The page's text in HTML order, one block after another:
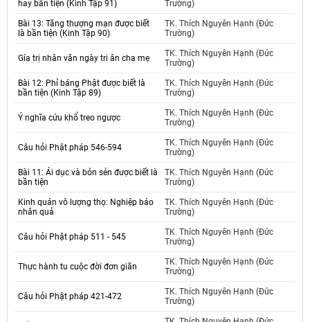
hay bần tiện (Kinh Tập 91) Trường)
Bài 13: Tăng thượng mạn được biết
là bần tiện (Kinh Tập 90)
TK. Thích Nguyên Hạnh (Đức
Trường)
Gía trị nhân văn ngày tri ân cha mẹ
TK. Thích Nguyên Hạnh (Đức
Trường)
Bài 12: Phỉ báng Phật được biết là
bần tiện (Kinh Tập 89)
TK. Thích Nguyên Hạnh (Đức
Trường)
Ý nghĩa cứu khổ treo ngược
TK. Thích Nguyên Hạnh (Đức
Trường)
Câu hỏi Phật pháp 546-594
TK. Thích Nguyên Hạnh (Đức
Trường)
Bài 11: Ái dục và bỏn sẻn được biết là
bần tiện
TK. Thích Nguyên Hạnh (Đức
Trường)
Kinh quán vô lượng thọ: Nghiệp báo
nhân quả
TK. Thích Nguyên Hạnh (Đức
Trường)
Câu hỏi Phật pháp 511 - 545
TK. Thích Nguyên Hạnh (Đức
Trường)
Thực hành tu cuộc đời đơn giãn
TK. Thích Nguyên Hạnh (Đức
Trường)
Câu hỏi Phật pháp 421-472
TK. Thích Nguyên Hạnh (Đức
Trường)